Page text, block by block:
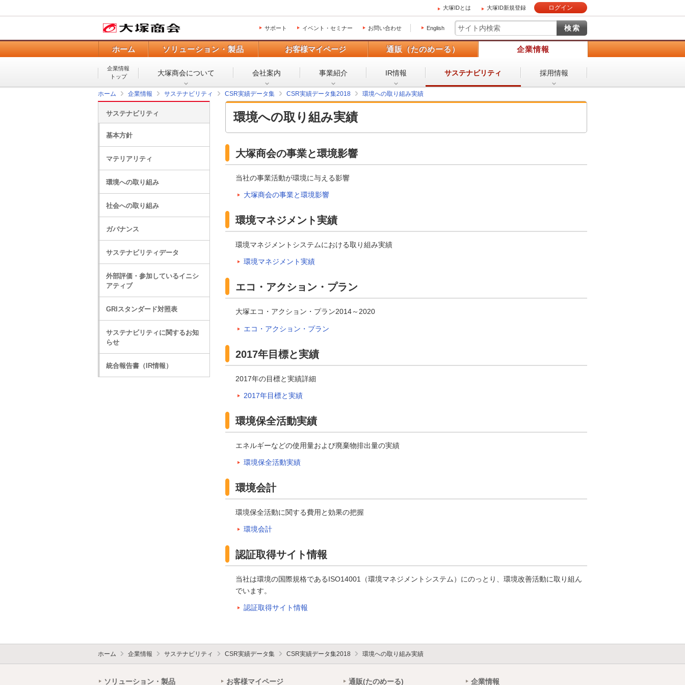
大塚IDとは 大塚ID新規登録 ログイン
サポート イベント・セミナー お問い合わせ English
ホーム ソリューション・製品 お客様マイページ 通販（たのめーる） 企業情報
企業情報
トップ
大塚商会について 会社案内 事業紹介 IR情報 サステナビリティ 採用情報
ホーム 企業情報 サステナビリティ CSR実績データ集 CSR実績データ集2018 環境への取り組み実績
環境への取り組み実績
大塚商会の事業と環境影響
当社の事業活動が環境に与える影響
大塚商会の事業と環境影響
環境マネジメント実績
環境マネジメントシステムにおける取り組み実績
環境マネジメント実績
エコ・アクション・プラン
大塚エコ・アクション・プラン2014～2020
エコ・アクション・プラン
2017年目標と実績
2017年の目標と実績詳細
2017年目標と実績
環境保全活動実績
エネルギーなどの使用量および廃棄物排出量の実績
環境保全活動実績
環境会計
環境保全活動に関する費用と効果の把握
環境会計
認証取得サイト情報
当社は環境の国際規格であるISO14001（環境マネジメントシステム）にのっとり、環境改善活動に取り組ん
でいます。
認証取得サイト情報
サステナビリティ
基本方針
マテリアリティ
環境への取り組み
社会への取り組み
ガバナンス
サステナビリティデータ
外部評価・参加しているイニシ
アティブ
GRIスタンダード対照表
サステナビリティに関するお知
らせ
統合報告書（IR情報）
ホーム 企業情報 サステナビリティ CSR実績データ集 CSR実績データ集2018 環境への取り組み実績
ソリューション・製品 お客様マイページ 通販(たのめーる) 企業情報